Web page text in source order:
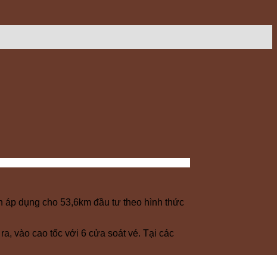
dụng cho 53,6km đầu tư theo hình thức
vào cao tốc với 6 cửa soát vé. Tại các